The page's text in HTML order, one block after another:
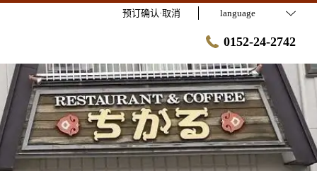
预订确认·取消 language
0152-24-2742